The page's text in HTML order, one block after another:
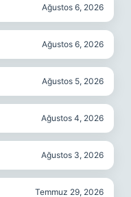
Ağustos 6, 2026
Ağustos 6, 2026
Ağustos 5, 2026
Ağustos 4, 2026
Ağustos 3, 2026
Temmuz 29, 2026